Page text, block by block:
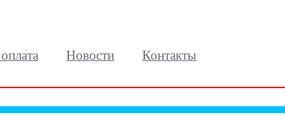
Новости Контакты